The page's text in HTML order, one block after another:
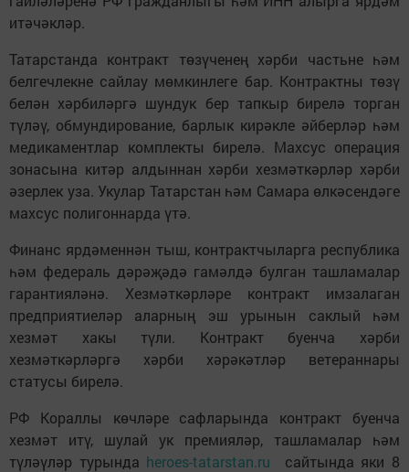
итәчәкләр.
Татарстанда контракт төзүченең хәрби частьне һәм
белгечлекне сайлау мөмкинлеге бар. Контрактны төзү
белән хәрбиләргә шундук бер тапкыр бирелә торган
түләү, обмундирование, барлык кирәкле әйберләр һәм
медикаментлар комплекты бирелә. Махсус операция
зонасына китәр алдыннан хәрби хезмәткәрләр хәрби
әзерлек уза. Укулар Татарстан һәм Самара өлкәсендәге
махсус полигоннарда үтә.
Финанс ярдәменнән тыш, контрактчыларга республика
һәм федераль дәрәҗәдә гамәлдә булган ташламалар
гарантияләнә. Хезмәткәрләре контракт имзалаган
предприятиеләр аларның эш урынын саклый һәм
хезмәт хакы түли. Контракт буенча хәрби
хезмәткәрләргә хәрби хәрәкәтләр ветераннары
статусы бирелә.
РФ Кораллы көчләре сафларында контракт буенча
хезмәт итү, шулай ук премияләр, ташламалар һәм
түләүләр турында heroes-tatarstan.ru сайтында яки 8